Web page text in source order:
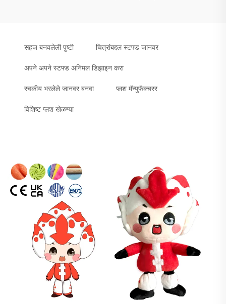
सहज बनवलेली पुष्टी चित्रांबद्दल स्टफ्ड जानवर
अपने अपने स्टफ्ड अनिमल डिझाइन करा
स्वकीय भरलेले जानवर बनवा प्लश मॅन्युफॅक्चरर
विशिष्ट प्लश खेळण्या